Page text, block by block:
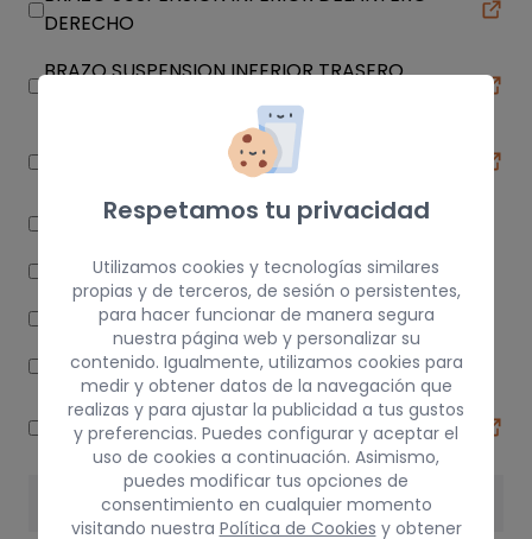
DERECHO
BRAZO SUSPENSION INFERIOR TRASERO
BRAZO SUSPENSION INFERIOR TRASERO
DEPOSITO SERVO
MUELLE AMORTIGUACION
PALANCA FRENO
PINZA DE FRENO DELANTERA DERECHA
BRAZO SUSPENSION SUPERIOR TRASERO
IZQUIERDO
DIRECCIÓN / TRANSMISIÓN
Respetamos tu privacidad
Utilizamos cookies y tecnologías similares
propias y de terceros, de sesión o persistentes,
para hacer funcionar de manera segura
nuestra página web y personalizar su
contenido. Igualmente, utilizamos cookies para
medir y obtener datos de la navegación que
realizas y para ajustar la publicidad a tus gustos
y preferencias. Puedes configurar y aceptar el
uso de cookies a continuación. Asimismo,
puedes modificar tus opciones de
consentimiento en cualquier momento
visitando nuestra Política de Cookies y obtener